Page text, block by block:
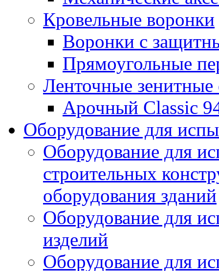
Кровельные воронки
Воронки с
Прямоугольные
Ленточные
Арочный Classic
Оборудование для
Оборудование для
строительных
оборудования зданий
Оборудование для
изделий
Оборудование для